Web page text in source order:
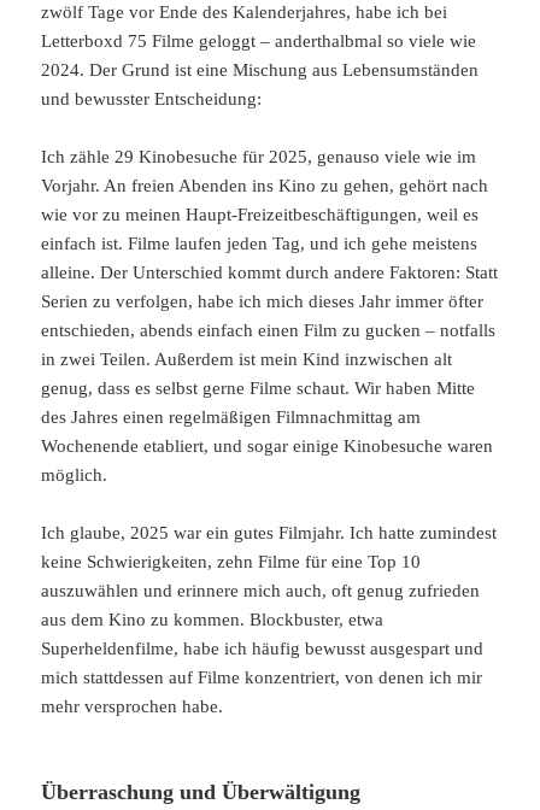
zwölf Tage vor Ende des Kalenderjahres, habe ich bei
Letterboxd 75 Filme geloggt – anderthalbmal so viele wie
2024. Der Grund ist eine Mischung aus Lebensumständen
und bewusster Entscheidung:
Ich zähle 29 Kinobesuche für 2025, genauso viele wie im
Vorjahr. An freien Abenden ins Kino zu gehen, gehört nach
wie vor zu meinen Haupt-Freizeitbeschäftigungen, weil es
einfach ist. Filme laufen jeden Tag, und ich gehe meistens
alleine. Der Unterschied kommt durch andere Faktoren: Statt
Serien zu verfolgen, habe ich mich dieses Jahr immer öfter
entschieden, abends einfach einen Film zu gucken – notfalls
in zwei Teilen. Außerdem ist mein Kind inzwischen alt
genug, dass es selbst gerne Filme schaut. Wir haben Mitte
des Jahres einen regelmäßigen Filmnachmittag am
Wochenende etabliert, und sogar einige Kinobesuche waren
möglich.
Ich glaube, 2025 war ein gutes Filmjahr. Ich hatte zumindest
keine Schwierigkeiten, zehn Filme für eine Top 10
auszuwählen und erinnere mich auch, oft genug zufrieden
aus dem Kino zu kommen. Blockbuster, etwa
Superheldenfilme, habe ich häufig bewusst ausgespart und
mich stattdessen auf Filme konzentriert, von denen ich mir
mehr versprochen habe.
Überraschung und Überwältigung